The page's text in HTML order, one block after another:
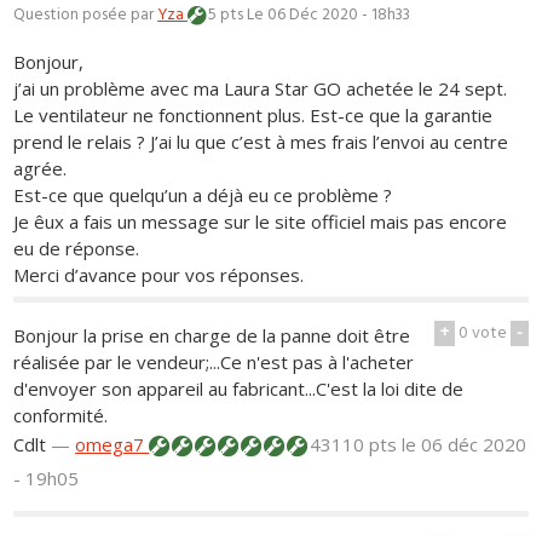
Question posée parYza 5 ptsLe 06 Déc 2020 - 18h33
Bonjour,
j’ai un problème avec ma Laura Star GO achetée le 24 sept.
Le ventilateur ne fonctionnent plus. Est-ce que la garantie
prend le relais ? J’ai lu que c’est à mes frais l’envoi au centre
agrée.
Est-ce que quelqu’un a déjà eu ce problème ?
Je êux a fais un message sur le site officiel mais pas encore
eu de réponse.
Merci d’avance pour vos réponses.
+ 0vote -
Bonjour la prise en charge de la panne doit être
réalisée par le vendeur;...Ce n'est pas à l'acheter
d'envoyer son appareil au fabricant...C'est la loi dite de
conformité.
Cdlt —omega7 43110 ptsle 06 déc 2020
- 19h05